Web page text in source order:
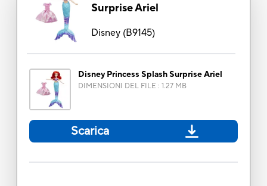
Surprise Ariel
Disney(B9145)
Disney Princess Splash Surprise Ariel
DIMENSIONI DEL FILE : 1.27 MB
Scarica